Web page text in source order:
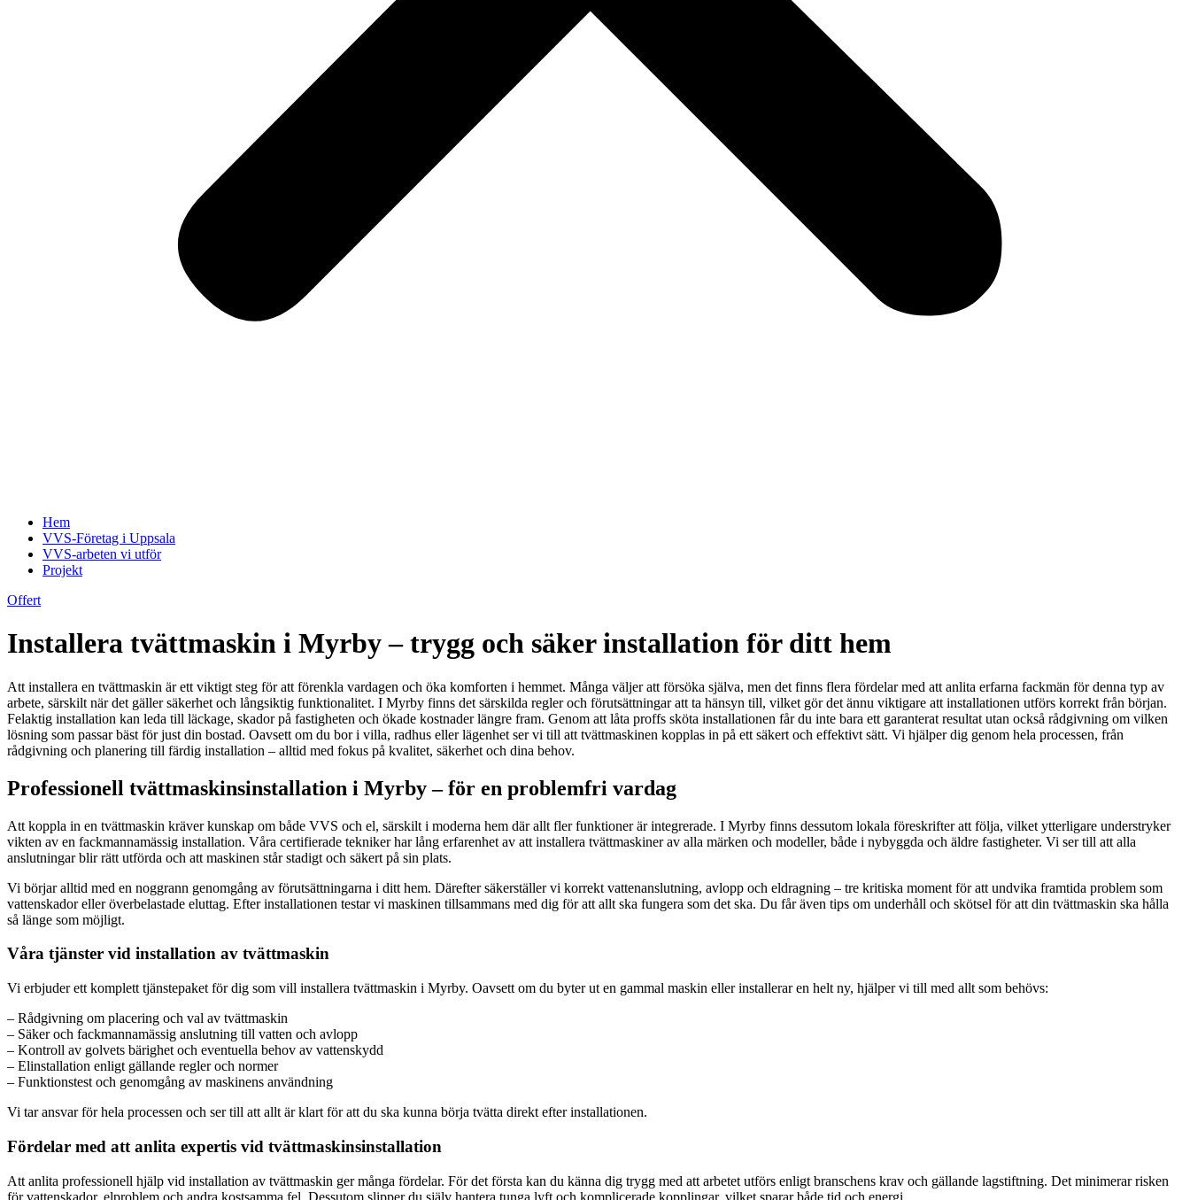
Hem
VVS-Företag i Uppsala
VVS-arbeten vi utför
Projekt
Offert
Installera tvättmaskin i Myrby – trygg och säker installation för ditt hem
Att installera en tvättmaskin är ett viktigt steg för att förenkla vardagen och öka komforten i hemmet. Många väljer att försöka själva, men det finns flera fördelar med att anlita erfarna fackmän för denna typ av
arbete, särskilt när det gäller säkerhet och långsiktig funktionalitet. I Myrby finns det särskilda regler och förutsättningar att ta hänsyn till, vilket gör det ännu viktigare att installationen utförs korrekt från början.
Felaktig installation kan leda till läckage, skador på fastigheten och ökade kostnader längre fram. Genom att låta proffs sköta installationen får du inte bara ett garanterat resultat utan också rådgivning om vilken
lösning som passar bäst för just din bostad. Oavsett om du bor i villa, radhus eller lägenhet ser vi till att tvättmaskinen kopplas in på ett säkert och effektivt sätt. Vi hjälper dig genom hela processen, från
rådgivning och planering till färdig installation – alltid med fokus på kvalitet, säkerhet och dina behov.
Professionell tvättmaskinsinstallation i Myrby – för en problemfri vardag
Att koppla in en tvättmaskin kräver kunskap om både VVS och el, särskilt i moderna hem där allt fler funktioner är integrerade. I Myrby finns dessutom lokala föreskrifter att följa, vilket ytterligare understryker
vikten av en fackmannamässig installation. Våra certifierade tekniker har lång erfarenhet av att installera tvättmaskiner av alla märken och modeller, både i nybyggda och äldre fastigheter. Vi ser till att alla
anslutningar blir rätt utförda och att maskinen står stadigt och säkert på sin plats.
Vi börjar alltid med en noggrann genomgång av förutsättningarna i ditt hem. Därefter säkerställer vi korrekt vattenanslutning, avlopp och eldragning – tre kritiska moment för att undvika framtida problem som
vattenskador eller överbelastade eluttag. Efter installationen testar vi maskinen tillsammans med dig för att allt ska fungera som det ska. Du får även tips om underhåll och skötsel för att din tvättmaskin ska hålla
så länge som möjligt.
Våra tjänster vid installation av tvättmaskin
Vi erbjuder ett komplett tjänstepaket för dig som vill installera tvättmaskin i Myrby. Oavsett om du byter ut en gammal maskin eller installerar en helt ny, hjälper vi till med allt som behövs:
– Rådgivning om placering och val av tvättmaskin
– Säker och fackmannamässig anslutning till vatten och avlopp
– Kontroll av golvets bärighet och eventuella behov av vattenskydd
– Elinstallation enligt gällande regler och normer
– Funktionstest och genomgång av maskinens användning
Vi tar ansvar för hela processen och ser till att allt är klart för att du ska kunna börja tvätta direkt efter installationen.
Fördelar med att anlita expertis vid tvättmaskinsinstallation
Att anlita professionell hjälp vid installation av tvättmaskin ger många fördelar. För det första kan du känna dig trygg med att arbetet utförs enligt branschens krav och gällande lagstiftning. Det minimerar risken
för vattenskador, elproblem och andra kostsamma fel. Dessutom slipper du själv hantera tunga lyft och komplicerade kopplingar, vilket sparar både tid och energi.